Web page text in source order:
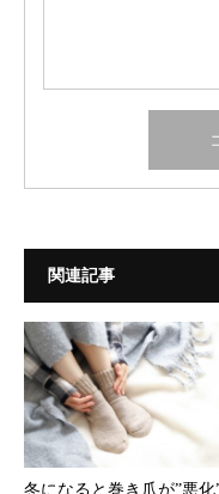
関連記事
冬になると巻き爪が”悪化